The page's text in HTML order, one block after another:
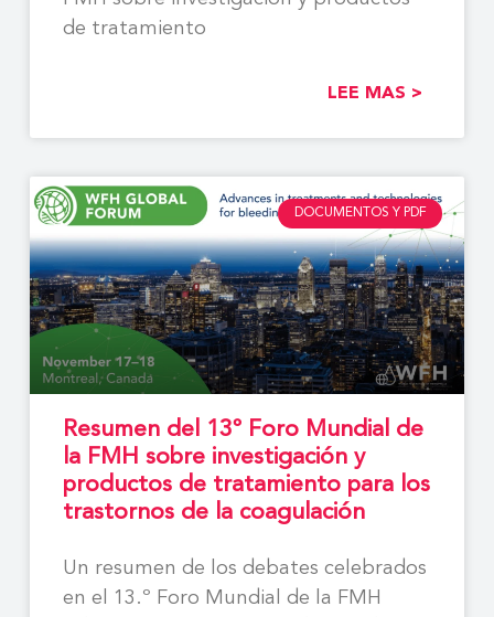
de tratamiento
LEE MAS >
DOCUMENTOS Y PDF
Resumen del 13º Foro Mundial de
la FMH sobre investigación y
productos de tratamiento para los
trastornos de la coagulación
Un resumen de los debates celebrados
en el 13.º Foro Mundial de la FMH